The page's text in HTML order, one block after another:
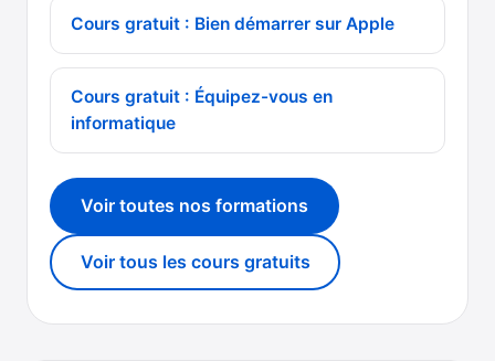
Cours gratuit : Bien démarrer sur Apple
Cours gratuit : Équipez-vous en
informatique
Voir toutes nos formations
Voir tous les cours gratuits